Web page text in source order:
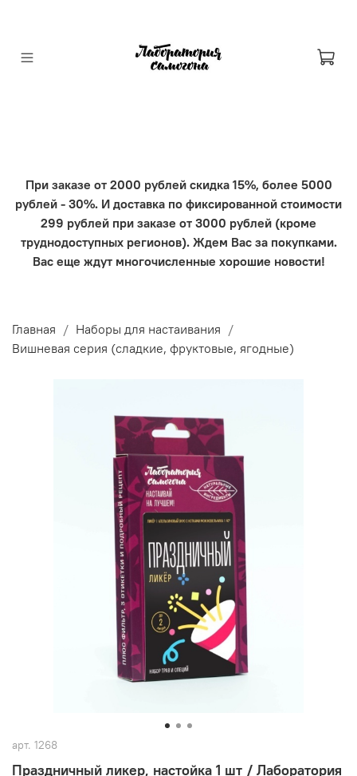
При заказе от 2000 рублей скидка 15%, более 5000
рублей - 30%. И доставка по фиксированной стоимости
299 рублей при заказе от 3000 рублей (кроме
труднодоступных регионов). Ждем Вас за покупками.
Вас еще ждут многочисленные хорошие новости!
Главная
Наборы для настаивания
Вишневая серия (сладкие, фруктовые, ягодные)
арт. 1268
Праздничный ликер, настойка 1 шт / Лаборатория